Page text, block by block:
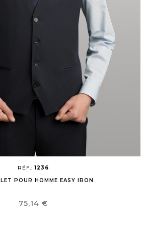
RÉF.:1236
POUR HOMME EASY IRON
Prix
75,14 €